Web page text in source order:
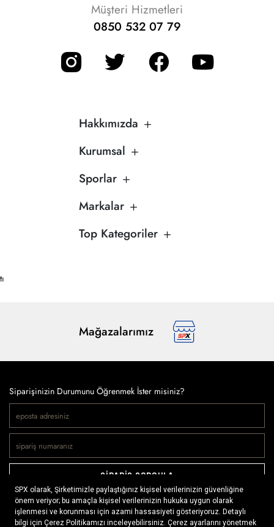
Müşteri Hizmetleri
0850 532 07 79
Hakkımızda
Kurumsal
Sporlar
Markalar
Top Kategoriler
Mağazalarımız
Siparişinizin Durumunu Öğrenmek İster misiniz?
SİPARİŞ SORGULA
Doğaya ve spora tutkuyla bağlı olanların markası SPX, çeşitli